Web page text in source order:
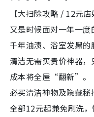
【大扫除攻略 / 12元
又是时候面对一年一
千年油渍、浴室发黑
清洁无需买贵价神器
成本将全屋“翻新”。
必买清洁神物及隐藏秘
全部12元起兼免刷洗，